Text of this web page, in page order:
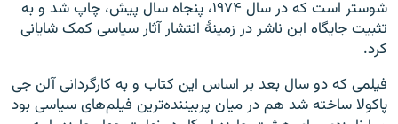
شوستر است که در سال ۱۹۷۴، پنجاه سال پیش، چاپ شد و به
تثبیت جایگاه این ناشر در زمینهٔ انتشار آثار سیاسی کمک شایانی
کرد.
فیلمی که دو سال بعد بر اساس این کتاب و به کارگردانی آلن جی
پاکولا ساخته شد هم در میان پربیننده‌ترین فیلم‌های سیاسی بود